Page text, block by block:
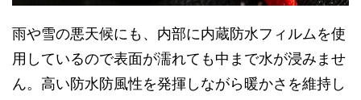
雨や雪の悪天候にも、内部に内蔵防水フィルムを使
用しているので表面が濡れても中まで水が浸みませ
ん。高い防水防風性を発揮しながら暖かさを維持し